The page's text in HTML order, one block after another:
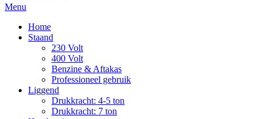
Menu
Home
Staand
230 Volt
400 Volt
Benzine & Aftakas
Professioneel gebruik
Liggend
Drukkracht: 4-5 ton
Drukkracht: 7 ton